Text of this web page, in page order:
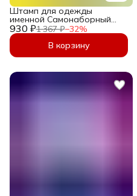
930 ₽1 367 ₽−32%
Штамп для одежды
именной Самонаборный
ребенку в детский сад и
школу. Печать с именем
ребенка для маркировки
детской одежды
В корзину